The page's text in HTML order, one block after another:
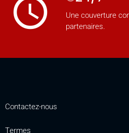
access_time
Une couverture
partenaires.
Contactez-nous
Termes